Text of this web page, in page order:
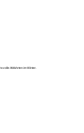
Abfahrten im Winter.